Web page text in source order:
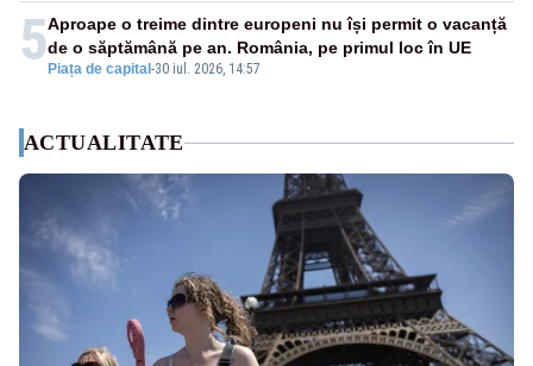
5 Piața de capital -30 iul. 2026, 14:57
Aproape o treime dintre europeni nu își permit o vacanță
de o săptămână pe an. România, pe primul loc în UE
ACTUALITATE